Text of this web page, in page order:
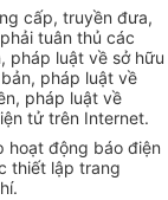
cấp, truyền đưa,
tuân thủ các
pháp luật về sở hữu
pháp luật về
pháp luật về
tử trên Internet.
hoạt động báo điện
thiết lập trang